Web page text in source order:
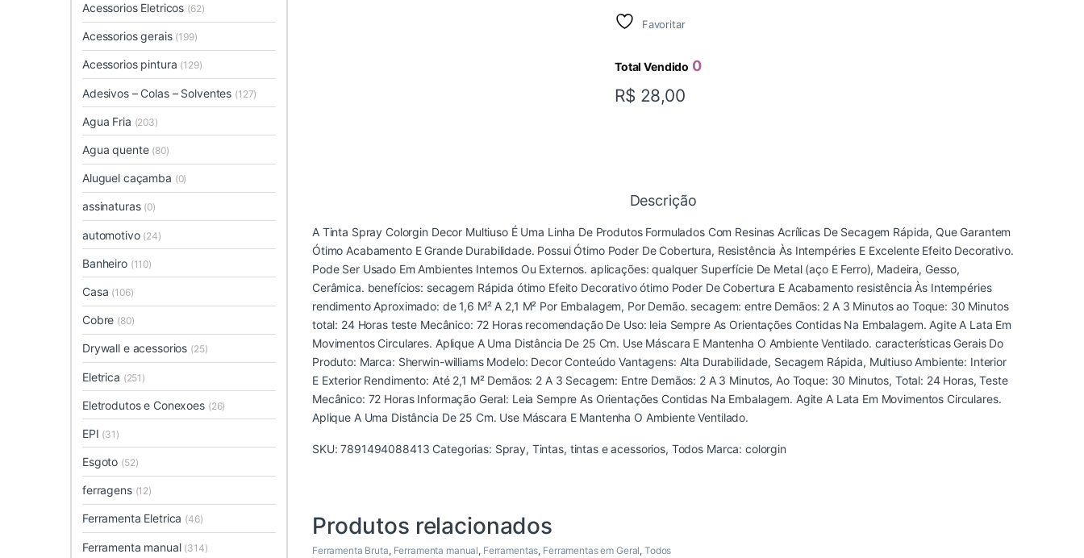
Favoritar
Total Vendido 0
R$ 28,00
Descrição
A Tinta Spray Colorgin Decor Multiuso É Uma Linha De Produtos Formulados Com Resinas Acrílicas De Secagem Rápida, Que Garantem
Ótimo Acabamento E Grande Durabilidade. Possui Ótimo Poder De Cobertura, Resistência Às Intempéries E Excelente Efeito Decorativo.
Pode Ser Usado Em Ambientes Internos Ou Externos. aplicações: qualquer Superfície De Metal (aço E Ferro), Madeira, Gesso,
Cerâmica. benefícios: secagem Rápida ótimo Efeito Decorativo ótimo Poder De Cobertura E Acabamento resistência Às Intempéries
rendimento Aproximado: de 1,6 M² A 2,1 M² Por Embalagem, Por Demão. secagem: entre Demãos: 2 A 3 Minutos ao Toque: 30 Minutos
total: 24 Horas teste Mecânico: 72 Horas recomendação De Uso: leia Sempre As Orientações Contidas Na Embalagem. Agite A Lata Em
Movimentos Circulares. Aplique A Uma Distância De 25 Cm. Use Máscara E Mantenha O Ambiente Ventilado. características Gerais Do
Produto: Marca: Sherwin-williams Modelo: Decor Conteúdo Vantagens: Alta Durabilidade, Secagem Rápida, Multiuso Ambiente: Interior
E Exterior Rendimento: Até 2,1 M² Demãos: 2 A 3 Secagem: Entre Demãos: 2 A 3 Minutos, Ao Toque: 30 Minutos, Total: 24 Horas, Teste
Mecânico: 72 Horas Informação Geral: Leia Sempre As Orientações Contidas Na Embalagem. Agite A Lata Em Movimentos Circulares.
Aplique A Uma Distância De 25 Cm. Use Máscara E Mantenha O Ambiente Ventilado.
SKU:7891494088413 Categorias: Spray, Tintas, tintas e acessorios, Todos Marca: colorgin
Produtos relacionados
Ferramenta Bruta, Ferramenta manual, Ferramentas, Ferramentas em Geral, Todos
Acessorios Eletricos (62)
Acessorios gerais (199)
Acessorios pintura (129)
Adesivos – Colas – Solventes (127)
Agua Fria (203)
Agua quente (80)
Aluguel caçamba (0)
assinaturas (0)
automotivo (24)
Banheiro (110)
Casa (106)
Cobre (80)
Drywall e acessorios (25)
Eletrica (251)
Eletrodutos e Conexoes (26)
EPI (31)
Esgoto (52)
ferragens (12)
Ferramenta Eletrica (46)
Ferramenta manual (314)